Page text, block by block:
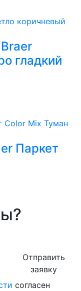
гладкий
Паркет
Отправить
заявку
согласен